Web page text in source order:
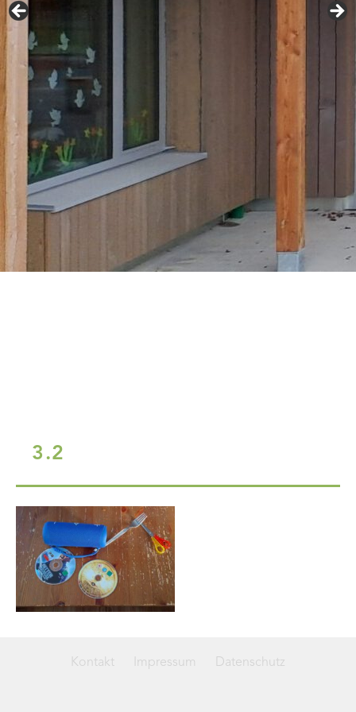
3.2
Kontakt Impressum Datenschutz